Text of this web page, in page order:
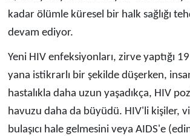
kadar ölümle küresel bir halk sağlığı
devam ediyor.
Yeni HIV enfeksiyonları, zirve yaptığı
yana istikrarlı bir şekilde düşerken,
hastalıkla daha uzun yaşadıkça, HIV
havuzu daha da büyüdü. HIV'li kişiler,
bulaşıcı hale gelmesini veya AIDS'e
Televizyon